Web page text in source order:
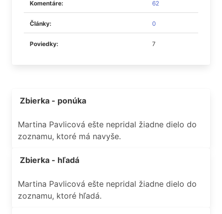
Komentáre: 62
Články: 0
Poviedky: 7
Zbierka - ponúka
Martina Pavlicová ešte nepridal žiadne dielo do
zoznamu, ktoré má navyše.
Zbierka - hľadá
Martina Pavlicová ešte nepridal žiadne dielo do
zoznamu, ktoré hľadá.